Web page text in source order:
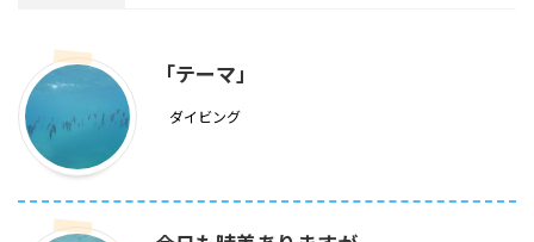
「テーマ」
ダイビング